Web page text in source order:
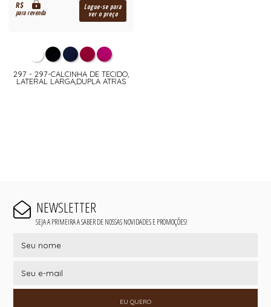
R$
para revenda
Logue-se para
ver o preço
297 - 297-CALCINHA DE TECIDO,
LATERAL LARGA,DUPLA ATRAS
NEWSLETTER
SEJA A PRIMEIRA A SABER DE NOSSAS NOVIDADES E PROMOÇÕES!
EU QUERO